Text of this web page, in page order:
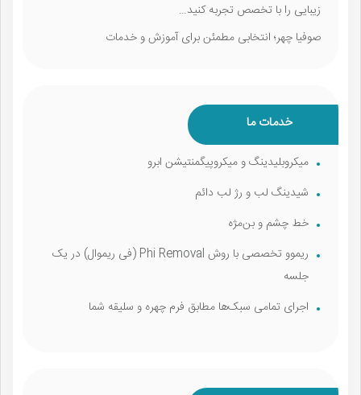
زیبایی را با تخصص تجربه کنید…
صوفیا چهر؛ انتخابی مطمئن برای آموزش و خدمات
خدمات ما
میکروبلیدینگ و میکروپیگمنتیشن ابرو
شیدینگ لب و رژ لب دائم
خط چشم و بن‌مژه
ریموو تخصصی با روش Phi Removal (فی ریموال) در یک
جلسه
اجرای تمامی سبک‌ها مطابق فرم چهره و سلیقه شما